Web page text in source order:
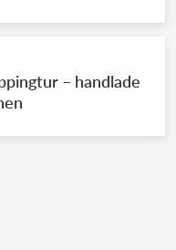
– handlade